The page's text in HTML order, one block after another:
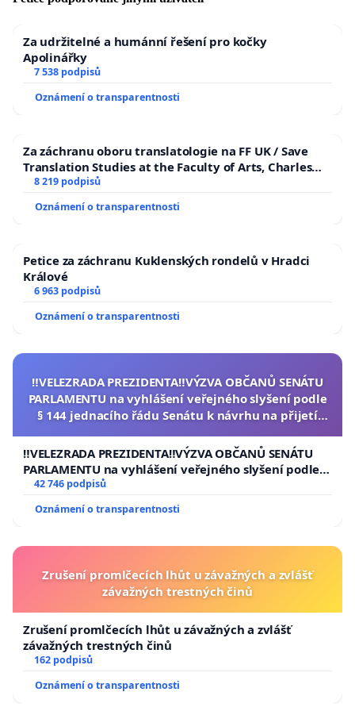
Za udržitelné a humánní řešení pro kočky
Apolinářky
7 538 podpisů
Oznámení o transparentnosti
Za záchranu oboru translatologie na FF UK / Save
Translation Studies at the Faculty of Arts, Charles
University
8 219 podpisů
Oznámení o transparentnosti
Petice za záchranu Kuklenských rondelů v Hradci
Králové
6 963 podpisů
Oznámení o transparentnosti
‼️VELEZRADA PREZIDENTA‼️VÝZVA OBČANŮ SENÁTU
PARLAMENTU na vyhlášení veřejného slyšení podle
§ 144 jednacího řádu Senátu k návrhu na přijetí
republiky
‼️VELEZRADA PREZIDENTA‼️VÝZVA OBČANŮ SENÁTU
PARLAMENTU na vyhlášení veřejného slyšení podle §
144 jednacího řádu Senátu k návrhu na přijetí
republiky
42 746 podpisů
Oznámení o transparentnosti
Zrušení promlčecích lhůt u závažných a zvlášť
závažných trestných činů
Zrušení promlčecích lhůt u závažných a zvlášť
závažných trestných činů
162 podpisů
Oznámení o transparentnosti